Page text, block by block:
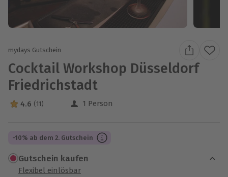
mydays Gutschein
Cocktail Workshop Düsseldorf
Friedrichstadt
4.6 Sterne von 5 aus 11 Bewertungen
4.6 (11) 1 Person
-10% ab dem 2. Gutschein
Gutschein kaufen
Flexibel einlösbar